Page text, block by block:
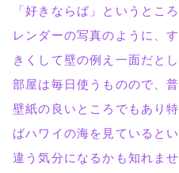
「好きならば」というとこ
レンダーの写真のように、
きくして壁の例え一面だと
部屋は毎日使うものので、
壁紙の良いところでもあり
ばハワイの海を見ていると
違う気分になるかも知れま